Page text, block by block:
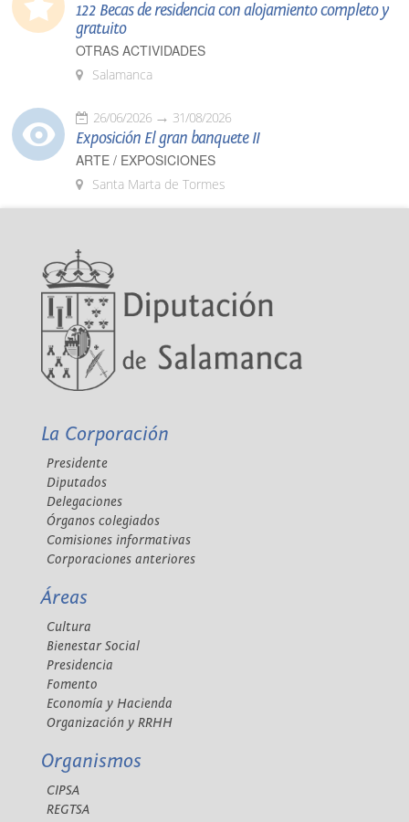
122 Becas de residencia con alojamiento completo y
gratuito
OTRAS ACTIVIDADES
Salamanca
26/06/2026 31/08/2026
Exposición El gran banquete II
ARTE / EXPOSICIONES
Santa Marta de Tormes
La Corporación
Presidente
Diputados
Delegaciones
Órganos colegiados
Comisiones informativas
Corporaciones anteriores
Áreas
Cultura
Bienestar Social
Presidencia
Fomento
Economía y Hacienda
Organización y RRHH
Organismos
CIPSA
REGTSA